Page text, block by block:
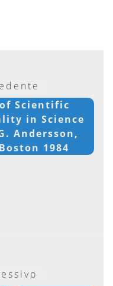
Scientific
in Science
Andersson,
1984